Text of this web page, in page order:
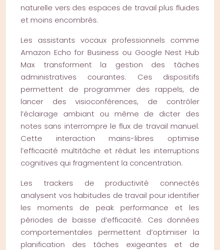
naturelle vers des espaces de travail plus fluides
et moins encombrés.
Les assistants vocaux professionnels comme
Amazon Echo for Business ou Google Nest Hub
Max transforment la gestion des tâches
administratives courantes. Ces dispositifs
permettent de programmer des rappels, de
lancer des visioconférences, de contrôler
l’éclairage ambiant ou même de dicter des
notes sans interrompre le flux de travail manuel.
Cette interaction mains-libres optimise
l’efficacité multitâche et réduit les interruptions
cognitives qui fragmentent la concentration.
Les trackers de productivité connectés
analysent vos habitudes de travail pour identifier
les moments de peak performance et les
périodes de baisse d’efficacité. Ces données
comportementales permettent d’optimiser la
planification des tâches exigeantes et de